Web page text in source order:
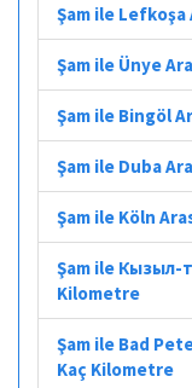
Şam ile Lefkoşa
Şam ile Ünye
Şam ile Bingöl
Şam ile Duba
Şam ile Köln
Şam ile Кызыл-
Kilometre
Şam ile Bad
Kaç Kilometre